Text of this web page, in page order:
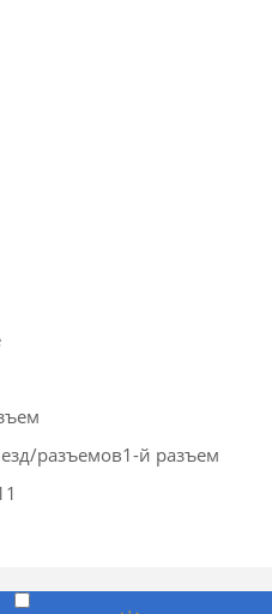
разъемов1-й разъем